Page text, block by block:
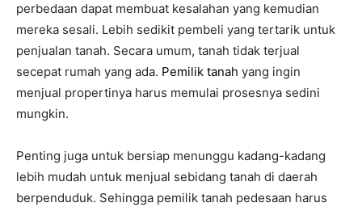
perbedaan dapat membuat kesalahan yang kemudian
mereka sesali. Lebih sedikit pembeli yang tertarik untuk
penjualan tanah. Secara umum, tanah tidak terjual
secepat rumah yang ada. Pemilik tanah yang ingin
menjual propertinya harus memulai prosesnya sedini
mungkin.
Penting juga untuk bersiap menunggu kadang-kadang
lebih mudah untuk menjual sebidang tanah di daerah
berpenduduk. Sehingga pemilik tanah pedesaan harus